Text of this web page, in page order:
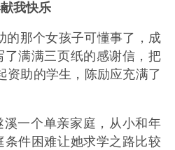
我快乐
的那个女孩子可懂事了，成
满满三页纸的感谢信，把
资助的学生，陈励应充满了
一个单亲家庭，从小和年
件困难让她求学之路比较